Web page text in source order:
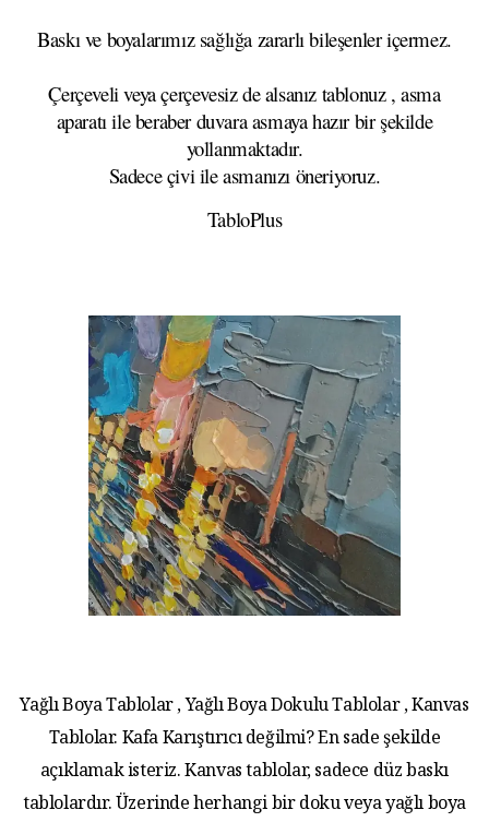
Baskı ve boyalarımız sağlığa zararlı bileşenler içermez.
Çerçeveli veya çerçevesiz de alsanız tablonuz , asma
aparatı ile beraber duvara asmaya hazır bir şekilde
yollanmaktadır.
Sadece çivi ile asmanızı öneriyoruz.
TabloPlus
Yağlı Boya Tablolar , Yağlı Boya Dokulu Tablolar , Kanvas
Tablolar. Kafa Karıştırıcı değilmi? En sade şekilde
açıklamak isteriz. Kanvas tablolar, sadece düz baskı
tablolardır. Üzerinde herhangi bir doku veya yağlı boya